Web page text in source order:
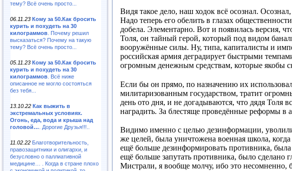
тему? Всё очень просто...
06.11.23 Кому за 50.Как бросить
курить и похудеть на 30
килограммов . Почему решил
высказаться? Почему на такую
тему? Всё очень просто...
05.11.23 Кому за 50.Как бросить
курить и похудеть на 30
килограммов . Всё ниже
описанное не могло состояться
без тебя...
13.10.22 Как выжить в
экстремальных условиях.
Огонь, еда, вода и крыша над
головой… . Дорогие Друзья!!!..
11.02.22 Благотворительность,
правозащитники и олигархи, и
безусловно о паллиативной
медицине… . Когда в стране плохо
Видя такое дело, наш ходок всё осознал.
Надо теперь его обелить в глазах
добела. Элементарно. Вот и появилась версия,
Толя, он тайный герой, который под видом
вооружённые силы. Ну, типа, капиталисты и
российская армия деградирует быстрыми
огромным денежным средствам, которые якобы
Если бы он прямо, по назначению их
милитаризованным государством, тратит
день ото дня, и не догадываются, что дядя Толя
наградить. За блестяще проведённые реформы
Видимо именно с целью дезинформации,
же целей, была уничтожена военная школа,
ещё больше дезинформировать противника,
ещё больше запутать противника, было сделано
Мистрали, я вообще молчу, ибо это несомненно,